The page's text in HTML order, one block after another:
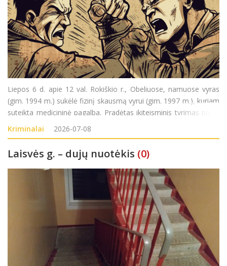
Liepos 6 d. apie 12 val. Rokiškio r., Obeliuose, namuose vyras
(gim. 1994 m.) sukėlė fizinį skausmą vyrui (gim. 1997 m.), kuriam
suteikta medicininė pagalba. Pradėtas ikiteisminis tyrimas pagal
LR BK 138 str.
Kriminalai 2026-07-08
Laisvės g. – dujų nuotėkis (0)